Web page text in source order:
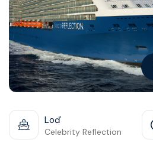
Vyhledat plavbu
Loď
Celebrity Reflection